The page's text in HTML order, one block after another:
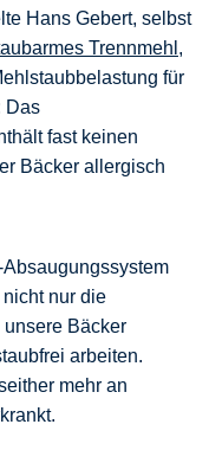
Hans Gebert, selbst
Trennmehl ,
für
Das
fast keinen
Bäcker allergisch
Absaugungssystem
nur die
unsere Bäcker
arbeiten.
mehr an